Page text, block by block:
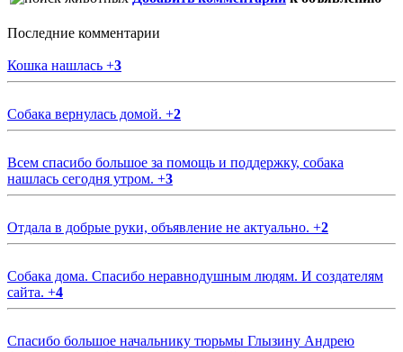
Последние комментарии
Кошка нашлась +3
Собака вернулась домой. +2
Всем спасибо большое за помощь и поддержку, собака
нашлась сегодня утром. +3
Отдала в добрые руки, объявление не актуально. +2
Собака дома. Спасибо неравнодушным людям. И создателям
сайта. +4
Спасибо большое начальнику тюрьмы Глызину Андрею